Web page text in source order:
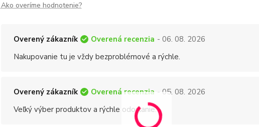
Ako overíme hodnotenie?
Overený zákazník Overená recenzia - 06. 08. 2026
Nakupovanie tu je vždy bezproblémové a rýchle.
Overený zákazník Overená recenzia - 05. 08. 2026
Veľký výber produktov a rýchle odoslanie.